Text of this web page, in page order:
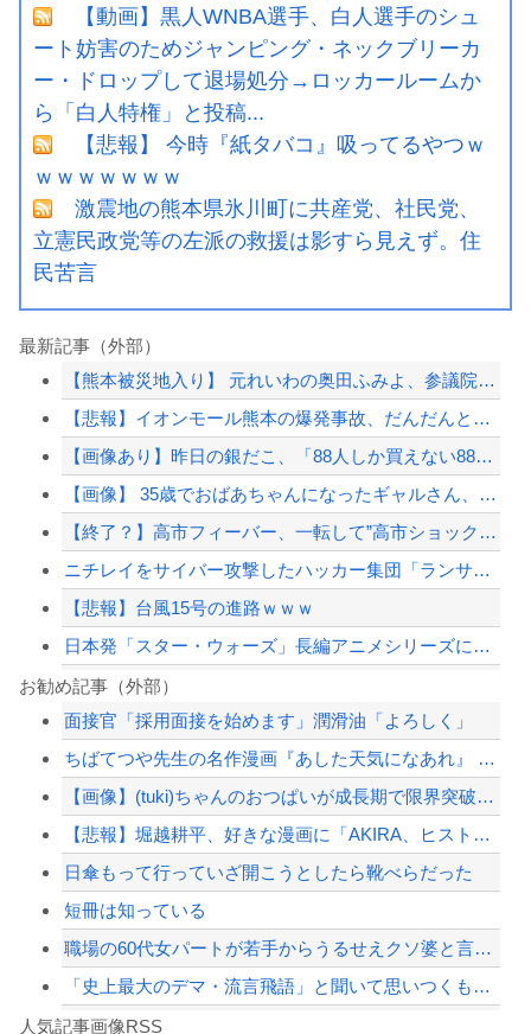
【動画】黒人WNBA選手、白人選手のシュ
ート妨害のためジャンピング・ネックブリーカ
ー・ドロップして退場処分→ロッカールームか
ら「白人特権」と投稿...
【悲報】 今時『紙タバコ』吸ってるやつｗ
ｗｗｗｗｗｗｗ
激震地の熊本県氷川町に共産党、社民党、
立憲民政党等の左派の救援は影すら見えず。住
民苦言
最新記事（外部）
【熊本被災地入り】 元れいわの奥田ふみよ、参議院防災服でお食事楽しむ写真投稿「同...
【悲報】イオンモール熊本の爆発事故、だんだんとイオン側が悪いんじゃないかという世...
【画像あり】昨日の銀だこ、「88人しか買えない88円」に大行列をなす都民コチラｗ...
【画像】 35歳でおばあちゃんになったギャルさん、可愛過ぎて嫉妬不可避w w w...
【終了？】高市フィーバー、一転して”高市ショック”へ…支持率も市場も急降下ｗｗｗ...
ニチレイをサイバー攻撃したハッカー集団「ランサムウェア」 個人情報など20万件...
【悲報】台風15号の進路ｗｗｗ
日本発「スター・ウォーズ」長編アニメシリーズにファン興奮…「劇場版にして欲しい」...
避難所に土足でズカズカと入ってきて勝手に動画や写真を撮影したメディア取材陣、挙句...
【悲報】AI失業時代、ガチで到来へｗｗｗｗｗ
【配信者】「金バエ」のSNS更新が1週間途絶え、様々な憶測が飛び交う。1週間ぶり...
Powered by livedoor 相互RSS
お勧め記事（外部）
面接官「採用面接を始めます」潤滑油「よろしく」
ちばてつや先生の名作漫画『あした天気になあれ』 『おれは鉄兵』 『少年よラケット...
【画像】(tuki)ちゃんのおつぱいが成長期で限界突破wwwwwww
【悲報】堀越耕平、好きな漫画に「AKIRA、ヒストリエ、ベルセルク」を挙げるｗ...
日傘もって行っていざ開こうとしたら靴べらだった
短冊は知っている
職場の60代女パートが若手からうるせえクソ婆と言われたと相談があって、20代男の...
「史上最大のデマ・流言飛語」と聞いて思いつくものって何？
人気記事画像RSS